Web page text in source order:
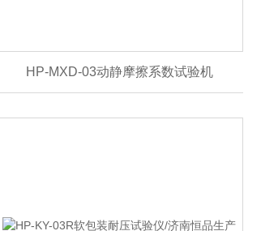
HP-MXD-03动静摩擦系数试验机